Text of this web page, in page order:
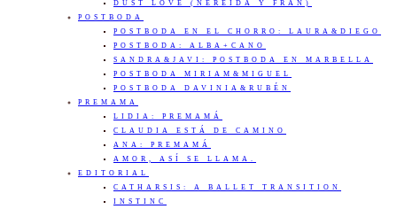
DUST LOVE (NEREIDA Y FRAN)
POSTBODA
POSTBODA EN EL CHORRO: LAURA&DIEGO
POSTBODA: ALBA+CANO
SANDRA&JAVI: POSTBODA EN MARBELLA
POSTBODA MIRIAM&MIGUEL
POSTBODA DAVINIA&RUBÉN
PREMAMA
LIDIA: PREMAMÁ
CLAUDIA ESTÁ DE CAMINO
ANA: PREMAMÁ
AMOR, ASÍ SE LLAMA.
EDITORIAL
CATHARSIS: A BALLET TRANSITION
INSTINC